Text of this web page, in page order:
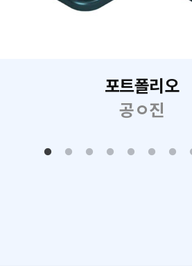
포트폴리오
공ㅇ진